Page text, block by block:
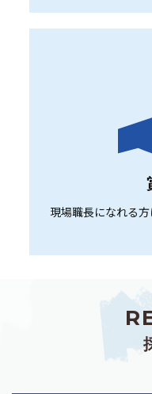
現場職長になれる
R